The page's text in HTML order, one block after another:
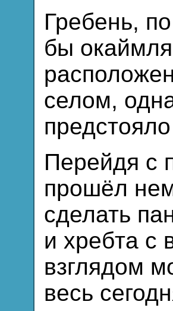
Гребень,
бы
селом,
Перейдя с
прошёл
сделать
и хребта с
взглядом
весь